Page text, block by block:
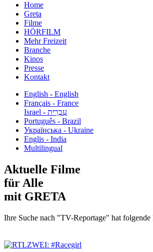
Home
Greta
Filme
HÖRFILM
Mehr Freizeit
Branche
Kinos
Presse
Kontakt
English - English
Français - France
עִבְרִית - Israel
Português - Brazil
Українська - Ukraine
Englis - India
Multilingual
Aktuelle Filme
für Alle
mit GRETA
Ihre Suche nach "TV-Reportage" hat folgende